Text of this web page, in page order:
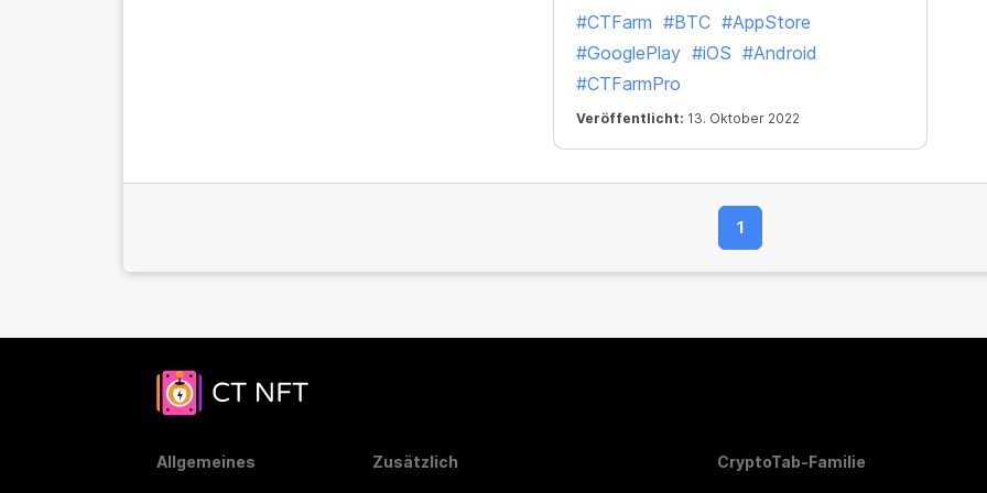
#CTFarm #BTC #AppStore
#GooglePlay #iOS #Android
#CTFarmPro
Veröffentlicht: 13. Oktober 2022
1
Allgemeines Zusätzlich CryptoTab-Familie